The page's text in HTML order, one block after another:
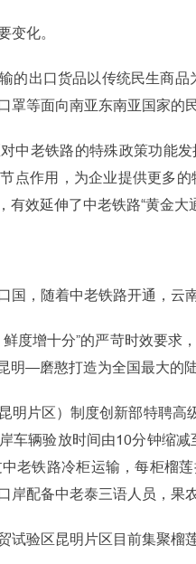
化。
的出口货品以传统民生商
罩等面向南亚东南亚国家的
中老铁路的特殊政策功能
点作用，为企业提供更多
有效延伸了中老铁路“黄金大
国，随着中老铁路开通，
度增十分”的严苛时效要
明—磨憨打造为全国最大
明片区）制度创新部特聘
车辆验放时间由10分钟缩
老铁路冷柜运输，每柜榴
岸配备中老泰三语人员，果
试验区昆明片区目前集聚